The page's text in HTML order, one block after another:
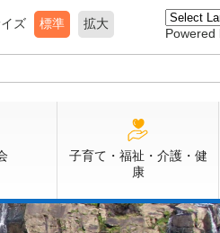
ズ 標準 拡大
Powered
子育て・福祉・介護・健
康